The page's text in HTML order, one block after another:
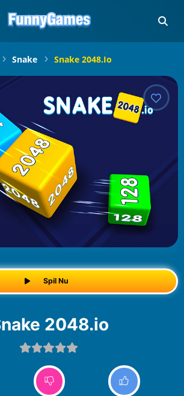
Snake Snake 2048.io
Spil Nu
Snake 2048.io